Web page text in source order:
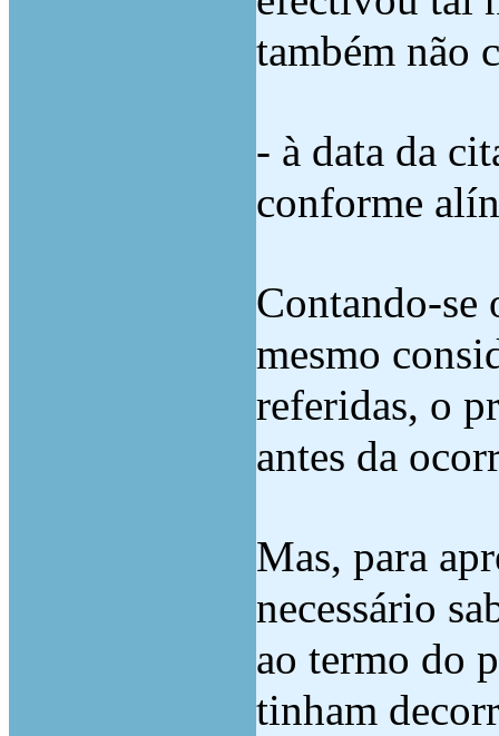
também não
- à data da
conforme
Contando-se
mesmo
referidas, o
antes da
Mas, para
necessário
ao termo do
tinham